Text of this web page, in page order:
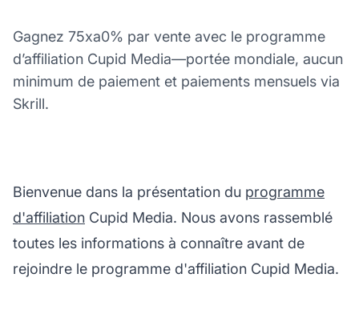
Gagnez 75xa0% par vente avec le programme
d’affiliation Cupid Media—portée mondiale, aucun
minimum de paiement et paiements mensuels via
Skrill.
Bienvenue dans la présentation du programme
d'affiliation Cupid Media. Nous avons rassemblé
toutes les informations à connaître avant de
rejoindre le programme d'affiliation Cupid Media.